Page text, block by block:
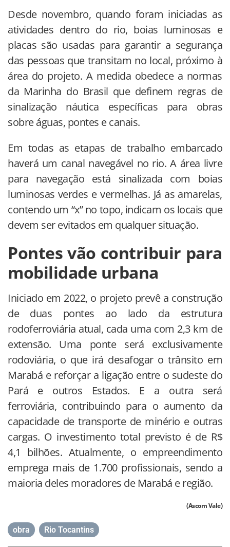
Desde novembro, quando foram iniciadas as
atividades dentro do rio, boias luminosas e
placas são usadas para garantir a segurança
das pessoas que transitam no local, próximo à
área do projeto. A medida obedece a normas
da Marinha do Brasil que definem regras de
sinalização náutica específicas para obras
sobre águas, pontes e canais.
Em todas as etapas de trabalho embarcado
haverá um canal navegável no rio. A área livre
para navegação está sinalizada com boias
luminosas verdes e vermelhas. Já as amarelas,
contendo um “x” no topo, indicam os locais que
devem ser evitados em qualquer situação.
Pontes vão contribuir para
mobilidade urbana
Iniciado em 2022, o projeto prevê a construção
de duas pontes ao lado da estrutura
rodoferroviária atual, cada uma com 2,3 km de
extensão. Uma ponte será exclusivamente
rodoviária, o que irá desafogar o trânsito em
Marabá e reforçar a ligação entre o sudeste do
Pará e outros Estados. E a outra será
ferroviária, contribuindo para o aumento da
capacidade de transporte de minério e outras
cargas. O investimento total previsto é de R$
4,1 bilhões. Atualmente, o empreendimento
emprega mais de 1.700 profissionais, sendo a
maioria deles moradores de Marabá e região.
(Ascom Vale)
obra Rio Tocantins